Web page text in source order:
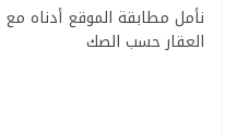
نأمل مطابقة الموقع أدناه
العقار حسب الصك